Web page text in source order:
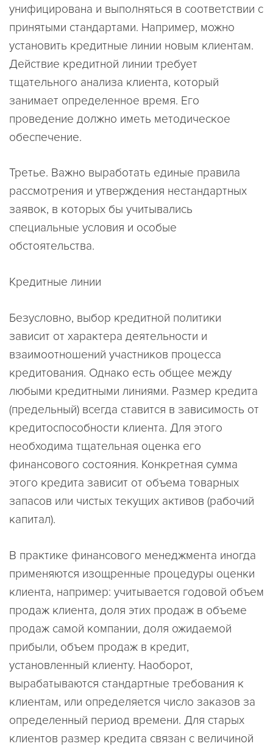
унифицирована и выполняться в соответствии с
принятыми стандартами. Например, можно
установить кредитные линии новым клиентам.
Действие кредитной линии требует
тщательного анализа клиента, который
занимает определенное время. Его
проведение должно иметь методическое
обеспечение.
Третье. Важно выработать единые правила
рассмотрения и утверждения нестандартных
заявок, в которых бы учитывались
специальные условия и особые
обстоятельства.
Кредитные линии
Безусловно, выбор кредитной политики
зависит от характера деятельности и
взаимоотношений участников процесса
кредитования. Однако есть общее между
любыми кредитными линиями. Размер кредита
(предельный) всегда ставится в зависимость от
кредитоспособности клиента. Для этого
необходима тщательная оценка его
финансового состояния. Конкретная сумма
этого кредита зависит от объема товарных
запасов или чистых текущих активов (рабочий
капитал).
В практике финансового менеджмента иногда
применяются изощренные процедуры оценки
клиента, например: учитывается годовой объем
продаж клиента, доля этих продаж в объеме
продаж самой компании, доля ожидаемой
прибыли, объем продаж в кредит,
установленный клиенту. Наоборот,
вырабатываются стандартные требования к
клиентам, или определяется число заказов за
определенный период времени. Для старых
клиентов размер кредита связан с величиной